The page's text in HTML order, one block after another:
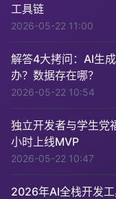
工具链
2026-05-22 11:00
解答4大拷问：AI生
办？数据存在哪？
2026-05-22 10:54
独立开发者与学生党
小时上线MVP
2026-05-22 10:47
2026年AI全栈开发